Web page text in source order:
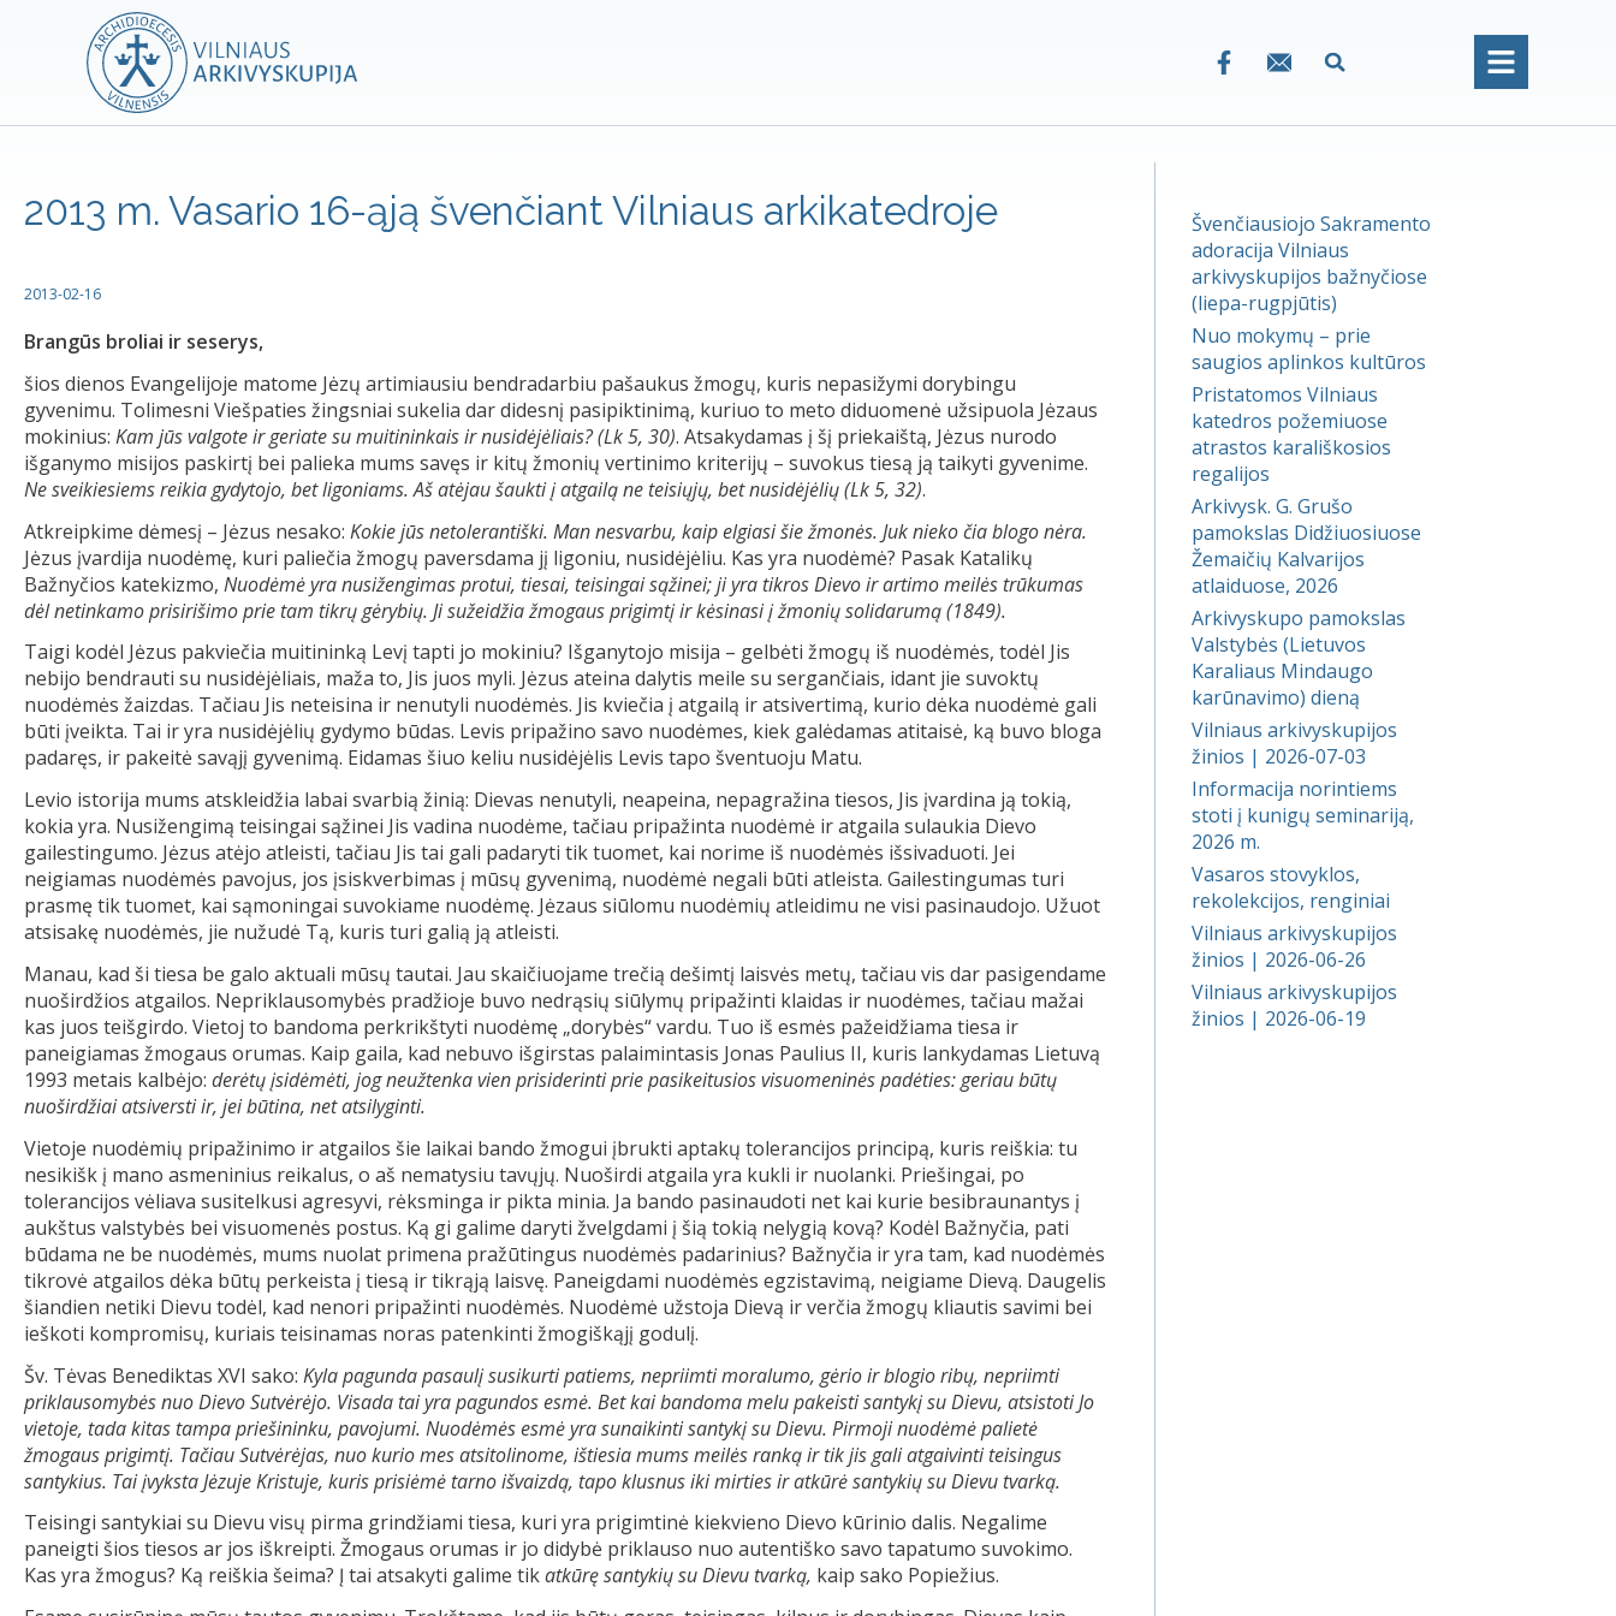
2013 m. Vasario 16-ąją švenčiant Vilniaus arkikatedroje
2013-02-16
Brangūs broliai ir seserys,
šios dienos Evangelijoje matome Jėzų artimiausiu bendradarbiu pašaukus žmogų, kuris nepasižymi dorybingu
gyvenimu. Tolimesni Viešpaties žingsniai sukelia dar didesnį pasipiktinimą, kuriuo to meto diduomenė užsipuola Jėzaus
mokinius: Kam jūs valgote ir geriate su muitininkais ir nusidėjėliais? (Lk 5, 30). Atsakydamas į šį priekaištą, Jėzus nurodo
išganymo misijos paskirtį bei palieka mums savęs ir kitų žmonių vertinimo kriterijų – suvokus tiesą ją taikyti gyvenime.
Ne sveikiesiems reikia gydytojo, bet ligoniams. Aš atėjau šaukti į atgailą ne teisiųjų, bet nusidėjėlių (Lk 5, 32).
Atkreipkime dėmesį – Jėzus nesako: Kokie jūs netolerantiški. Man nesvarbu, kaip elgiasi šie žmonės. Juk nieko čia blogo nėra.
Jėzus įvardija nuodėmę, kuri paliečia žmogų paversdama jį ligoniu, nusidėjėliu. Kas yra nuodėmė? Pasak Katalikų
Bažnyčios katekizmo, Nuodėmė yra nusižengimas protui, tiesai, teisingai sąžinei; ji yra tikros Dievo ir artimo meilės trūkumas
dėl netinkamo prisirišimo prie tam tikrų gėrybių. Ji sužeidžia žmogaus prigimtį ir kėsinasi į žmonių solidarumą (1849).
Taigi kodėl Jėzus pakviečia muitininką Levį tapti jo mokiniu? Išganytojo misija – gelbėti žmogų iš nuodėmės, todėl Jis
nebijo bendrauti su nusidėjėliais, maža to, Jis juos myli. Jėzus ateina dalytis meile su sergančiais, idant jie suvoktų
nuodėmės žaizdas. Tačiau Jis neteisina ir nenutyli nuodėmės. Jis kviečia į atgailą ir atsivertimą, kurio dėka nuodėmė gali
būti įveikta. Tai ir yra nusidėjėlių gydymo būdas. Levis pripažino savo nuodėmes, kiek galėdamas atitaisė, ką buvo bloga
padaręs, ir pakeitė savąjį gyvenimą. Eidamas šiuo keliu nusidėjėlis Levis tapo šventuoju Matu.
Levio istorija mums atskleidžia labai svarbią žinią: Dievas nenutyli, neapeina, nepagražina tiesos, Jis įvardina ją tokią,
kokia yra. Nusižengimą teisingai sąžinei Jis vadina nuodėme, tačiau pripažinta nuodėmė ir atgaila sulaukia Dievo
gailestingumo. Jėzus atėjo atleisti, tačiau Jis tai gali padaryti tik tuomet, kai norime iš nuodėmės išsivaduoti. Jei
neigiamas nuodėmės pavojus, jos įsiskverbimas į mūsų gyvenimą, nuodėmė negali būti atleista. Gailestingumas turi
prasmę tik tuomet, kai sąmoningai suvokiame nuodėmę. Jėzaus siūlomu nuodėmių atleidimu ne visi pasinaudojo. Užuot
atsisakę nuodėmės, jie nužudė Tą, kuris turi galią ją atleisti.
Manau, kad ši tiesa be galo aktuali mūsų tautai. Jau skaičiuojame trečią dešimtį laisvės metų, tačiau vis dar pasigendame
nuoširdžios atgailos. Nepriklausomybės pradžioje buvo nedrąsių siūlymų pripažinti klaidas ir nuodėmes, tačiau mažai
kas juos teišgirdo. Vietoj to bandoma perkrikštyti nuodėmę „dorybės“ vardu. Tuo iš esmės pažeidžiama tiesa ir
paneigiamas žmogaus orumas. Kaip gaila, kad nebuvo išgirstas palaimintasis Jonas Paulius II, kuris lankydamas Lietuvą
1993 metais kalbėjo: derėtų įsidėmėti, jog neužtenka vien prisiderinti prie pasikeitusios visuomeninės padėties: geriau būtų
nuoširdžiai atsiversti ir, jei būtina, net atsilyginti.
Vietoje nuodėmių pripažinimo ir atgailos šie laikai bando žmogui įbrukti aptakų tolerancijos principą, kuris reiškia: tu
nesikišk į mano asmeninius reikalus, o aš nematysiu tavųjų. Nuoširdi atgaila yra kukli ir nuolanki. Priešingai, po
tolerancijos vėliava susitelkusi agresyvi, rėksminga ir pikta minia. Ja bando pasinaudoti net kai kurie besibraunantys į
aukštus valstybės bei visuomenės postus. Ką gi galime daryti žvelgdami į šią tokią nelygią kovą? Kodėl Bažnyčia, pati
būdama ne be nuodėmės, mums nuolat primena pražūtingus nuodėmės padarinius? Bažnyčia ir yra tam, kad nuodėmės
tikrovė atgailos dėka būtų perkeista į tiesą ir tikrąją laisvę. Paneigdami nuodėmės egzistavimą, neigiame Dievą. Daugelis
šiandien netiki Dievu todėl, kad nenori pripažinti nuodėmės. Nuodėmė užstoja Dievą ir verčia žmogų kliautis savimi bei
ieškoti kompromisų, kuriais teisinamas noras patenkinti žmogiškąjį godulį.
Šv. Tėvas Benediktas XVI sako: Kyla pagunda pasaulį susikurti patiems, nepriimti moralumo, gėrio ir blogio ribų, nepriimti
priklausomybės nuo Dievo Sutvėrėjo. Visada tai yra pagundos esmė. Bet kai bandoma melu pakeisti santykį su Dievu, atsistoti Jo
vietoje, tada kitas tampa priešininku, pavojumi. Nuodėmės esmė yra sunaikinti santykį su Dievu. Pirmoji nuodėmė palietė
žmogaus prigimtį. Tačiau Sutvėrėjas, nuo kurio mes atsitolinome, ištiesia mums meilės ranką ir tik jis gali atgaivinti teisingus
santykius. Tai įvyksta Jėzuje Kristuje, kuris prisiėmė tarno išvaizdą, tapo klusnus iki mirties ir atkūrė santykių su Dievu tvarką.
Teisingi santykiai su Dievu visų pirma grindžiami tiesa, kuri yra prigimtinė kiekvieno Dievo kūrinio dalis. Negalime
paneigti šios tiesos ar jos iškreipti. Žmogaus orumas ir jo didybė priklauso nuo autentiško savo tapatumo suvokimo.
Kas yra žmogus? Ką reiškia šeima? Į tai atsakyti galime tikatkūrę santykių su Dievu tvarką, kaip sako Popiežius.
Švenčiausiojo Sakramento
adoracija Vilniaus
arkivyskupijos bažnyčiose
(liepa-rugpjūtis)
Nuo mokymų – prie
saugios aplinkos kultūros
Pristatomos Vilniaus
katedros požemiuose
atrastos karališkosios
regalijos
Arkivysk. G. Grušo
pamokslas Didžiuosiuose
Žemaičių Kalvarijos
atlaiduose, 2026
Arkivyskupo pamokslas
Valstybės (Lietuvos
Karaliaus Mindaugo
karūnavimo) dieną
Vilniaus arkivyskupijos
žinios | 2026-07-03
Informacija norintiems
stoti į kunigų seminariją,
2026 m.
Vasaros stovyklos,
rekolekcijos, renginiai
Vilniaus arkivyskupijos
žinios | 2026-06-26
Vilniaus arkivyskupijos
žinios | 2026-06-19